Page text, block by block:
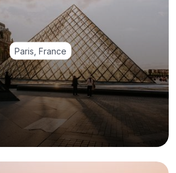
Paris, France